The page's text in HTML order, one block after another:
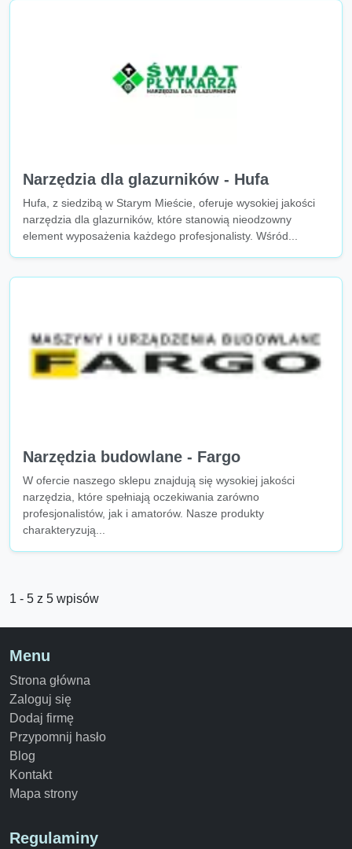
Narzędzia dla glazurników - Hufa
Hufa, z siedzibą w Starym Mieście, oferuje wysokiej jakości
narzędzia dla glazurników, które stanowią nieodzowny
element wyposażenia każdego profesjonalisty. Wśród...
Narzędzia budowlane - Fargo
W ofercie naszego sklepu znajdują się wysokiej jakości
narzędzia, które spełniają oczekiwania zarówno
profesjonalistów, jak i amatorów. Nasze produkty
charakteryzują...
1 - 5 z 5 wpisów
Menu
Strona główna
Zaloguj się
Dodaj firmę
Przypomnij hasło
Blog
Kontakt
Mapa strony
Regulaminy